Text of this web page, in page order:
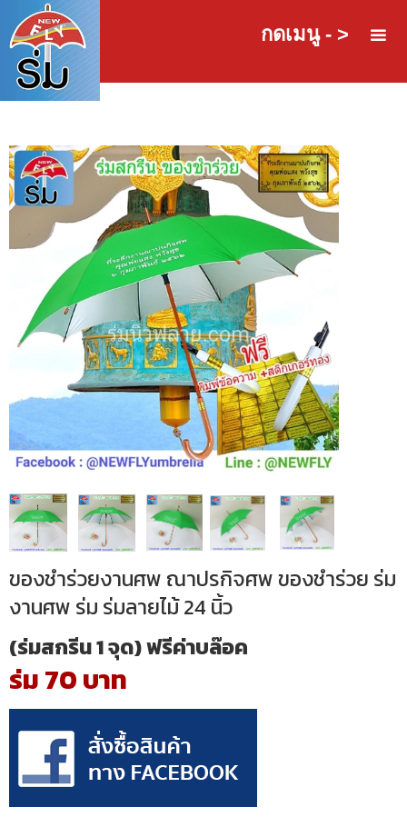
กดเมนู - >
ของชำร่วยงานศพ ณาปรกิจศพ ของชำร่วย ร่ม
งานศพ ร่ม ร่มลายไม้ 24 นิ้ว
(ร่มสกรีน 1 จุด) ฟรีค่าบล๊อค
ร่ม 70 บาท